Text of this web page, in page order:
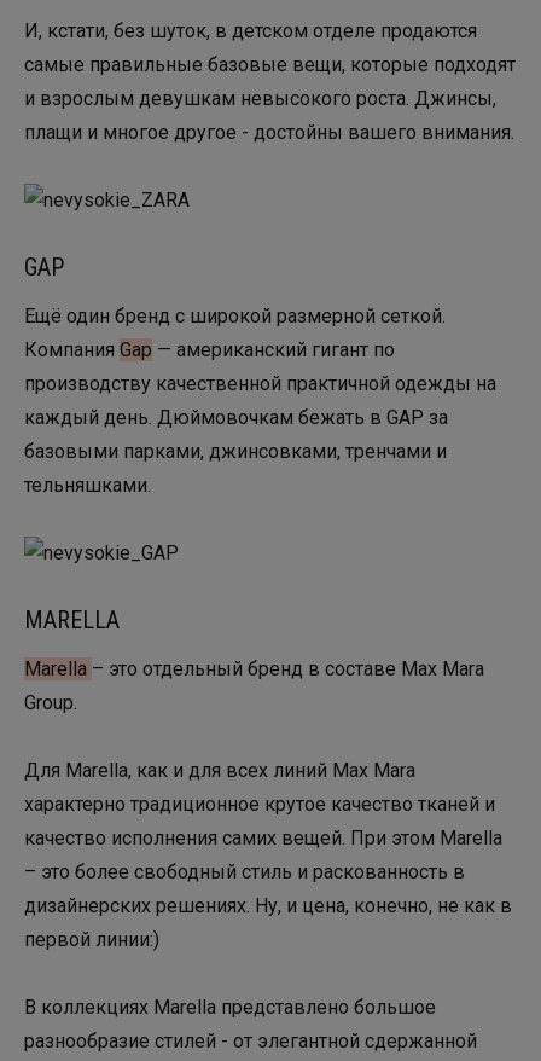
И, кстати, без шуток, в детском отделе продаются
самые правильные базовые вещи, которые подходят
и взрослым девушкам невысокого роста. Джинсы,
плащи и многое другое - достойны вашего внимания.
GAP
Ещё один бренд с широкой размерной сеткой.
Компания Gap — американский гигант по
производству качественной практичной одежды на
каждый день. Дюймовочкам бежать в GAP за
базовыми парками, джинсовками, тренчами и
тельняшками.
MARELLA
Marella – это отдельный бренд в составе Max Mara
Group.
Для Marella, как и для всех линий Max Mara
характерно традиционное крутое качество тканей и
качество исполнения самих вещей. При этом Marella
– это более свободный стиль и раскованность в
дизайнерских решениях. Ну, и цена, конечно, не как в
первой линии:)
В коллекциях Marella представлено большое
разнообразие стилей - от элегантной сдержанной